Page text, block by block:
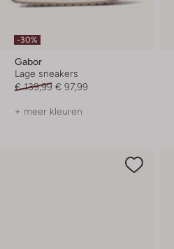
-30%
Gabor
Lage sneakers
€ 139,99 € 97,99
+ meer kleuren